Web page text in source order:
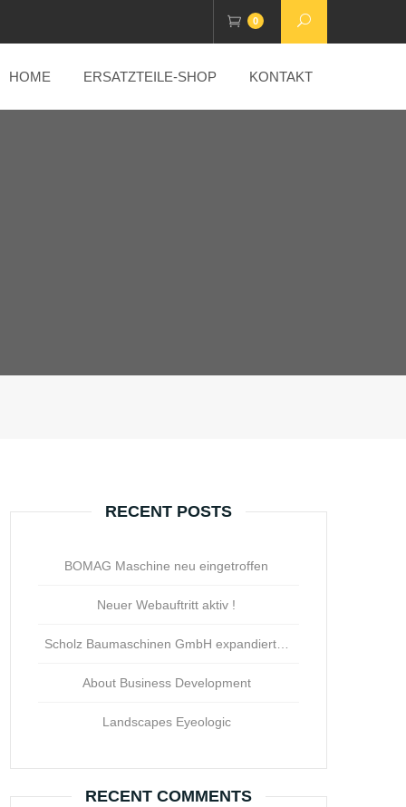
0
HOME ERSATZTEILE-SHOP KONTAKT
RECENT POSTS
BOMAG Maschine neu eingetroffen
Neuer Webauftritt aktiv !
Scholz Baumaschinen GmbH expandiert…
About Business Development
Landscapes Eyeologic
RECENT COMMENTS